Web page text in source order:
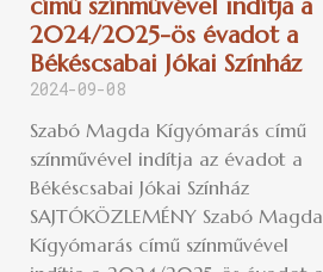
című színművével indítja a
2024/2025-ös évadot a
Békéscsabai Jókai Színház
2024-09-08
Szabó Magda Kígyómarás című
színművével indítja az évadot a
Békéscsabai Jókai Színház
SAJTÓKÖZLEMÉNY Szabó Magda
Kígyómarás című színművével